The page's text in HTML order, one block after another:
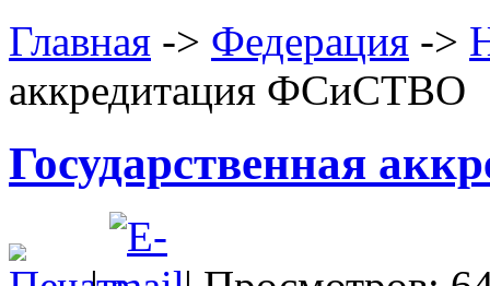
Главная -> Федерация ->
аккредитация ФCиСТВО
Государственная